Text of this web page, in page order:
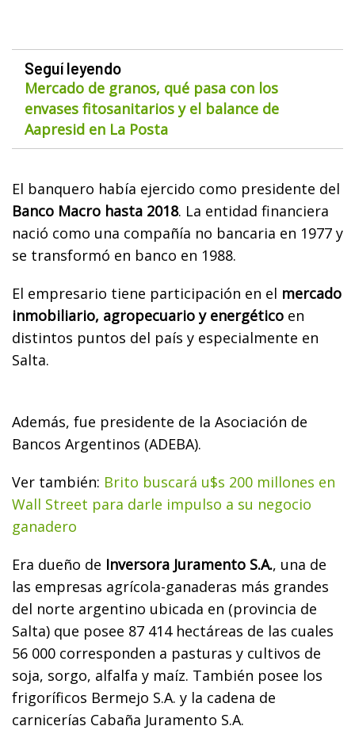
Seguí leyendo
Mercado de granos, qué pasa con los
envases fitosanitarios y el balance de
Aapresid en La Posta
El banquero había ejercido como presidente del
Banco Macro hasta 2018. La entidad financiera
nació como una compañía no bancaria en 1977 y
se transformó en banco en 1988.
El empresario tiene participación en el mercado
inmobiliario, agropecuario y energético en
distintos puntos del país y especialmente en
Salta.
Además, fue presidente de la Asociación de
Bancos Argentinos (ADEBA).
Ver también: Brito buscará u$s 200 millones en
Wall Street para darle impulso a su negocio
ganadero
Era dueño de Inversora Juramento S.A., una de
las empresas agrícola-ganaderas más grandes
del norte argentino ubicada en (provincia de
Salta) que posee 87 414 hectáreas de las cuales
56 000 corresponden a pasturas y cultivos de
soja, sorgo, alfalfa y maíz. También posee los
frigoríficos Bermejo S.A. y la cadena de
carnicerías Cabaña Juramento S.A.